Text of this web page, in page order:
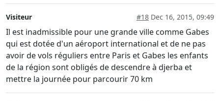
Visiteur #18 Dec 16, 2015, 09:49
Il est inadmissible pour une grande ville comme Gabes
qui est dotée d'un aéroport international et de ne pas
avoir de vols réguliers entre Paris et Gabes les enfants
de la région sont obligés de descendre à djerba et
mettre la journée pour parcourir 70 km